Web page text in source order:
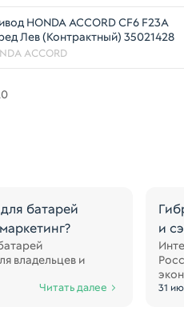
HONDA ACCORD CF6 F23A
Лев (Контрактный) 35021428
ACCORD
батарей
владельцев и
Читать далее
и
31